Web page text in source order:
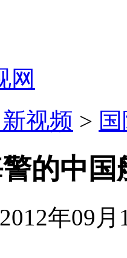
网
视频 >
的中国
年09月